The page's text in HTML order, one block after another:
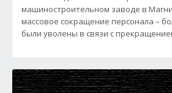
машиностроительном заводе в
массовое сокращение персонала –
были уволены в связи с